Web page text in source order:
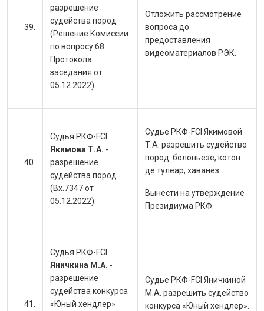
разрешение
судейства пород
(Решение Комиссии
по вопросу 68
Протокола
заседания от
05.12.2022).
Отложить рассмотрение
вопроса до
предоставления
видеоматериалов РЭК.
Судья РКФ-FCI
Якимова Т.А. -
разрешение
судейства пород
(Вх.7347 от
05.12.2022).
Судье РКФ-FCI Якимовой
Т.А. разрешить судейство
пород: болоньезе, котон
де тулеар, хаванез.
Вынести на утверждение
Президиума РКФ.
Судья РКФ-FCI
Яничкина М.А. -
разрешение
судейства конкурса
«Юный хендлер»
Судье РКФ-FCI Яничкиной
М.А. разрешить судейство
конкурса «Юный хендлер».